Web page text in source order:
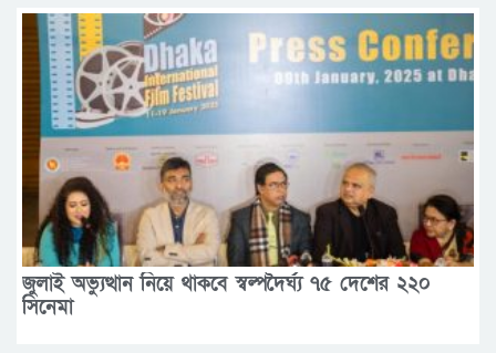
জুলাই অভ্যুত্থান নিয়ে থাকবে স্বল্পদৈর্ঘ্য ৭৫ দেশের ২২০
সিনেমা